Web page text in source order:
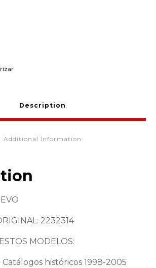
Description
Additional Information
2232314
MODELOS:
Catálogos históricos 1998-2005